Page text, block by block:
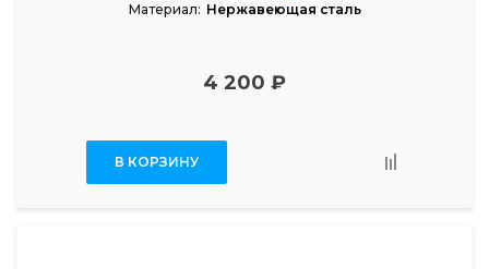
Материал: Нержавеющая сталь
4 200 ₽
В КОРЗИНУ